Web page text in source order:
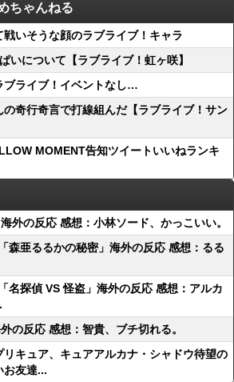
ちゃんねる
戦いそうな顔のラブライブ！キャラ
いについて【ラブライブ！虹ヶ咲】
ブライブ！イベントなし…
の奇行奇言で打線組んだ【ラブライブ！サン
MOMENT告知ツイートいいねランキ
外の反応 感想：小林ソード、かっこいい。
森亜るるかの秘密」海外の反応 感想：るる
名探偵 VS 怪盗」海外の反応 感想：アルカ
の反応 感想：智貴、ブチ切れる。
リキュア、キュアアルカナ・シャドウ待望の
お友達...